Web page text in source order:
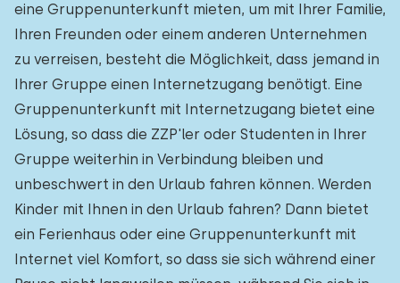
eine Gruppenunterkunft mieten, um mit Ihrer Familie,
Ihren Freunden oder einem anderen Unternehmen
zu verreisen, besteht die Möglichkeit, dass jemand in
Ihrer Gruppe einen Internetzugang benötigt. Eine
Gruppenunterkunft mit Internetzugang bietet eine
Lösung, so dass die ZZP'ler oder Studenten in Ihrer
Gruppe weiterhin in Verbindung bleiben und
unbeschwert in den Urlaub fahren können. Werden
Kinder mit Ihnen in den Urlaub fahren? Dann bietet
ein Ferienhaus oder eine Gruppenunterkunft mit
Internet viel Komfort, so dass sie sich während einer